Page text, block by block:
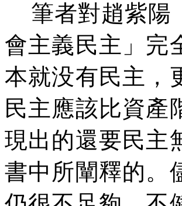
筆者對趙紫陽
會主義民主」完
本就没有民主，
民主應該比資產
現出的還要民主
書中所闡釋的。